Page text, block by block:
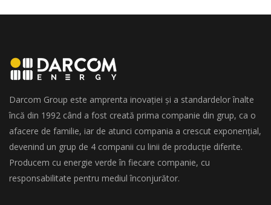
Darcom Group este amprenta inovației și a standardelor înalte
încă din 1992 când a fost creată prima companie din grup, ca o
afacere de familie, iar de atunci compania a crescut exponențial,
devenind un grup de 4 companii cu linii de producție diferite.
Producem cu energie verde în fiecare companie, cu
responsabilitate pentru mediul înconjurător.